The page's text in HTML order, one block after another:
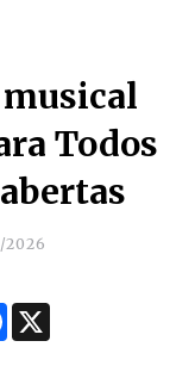
Todos
2026
Facebook